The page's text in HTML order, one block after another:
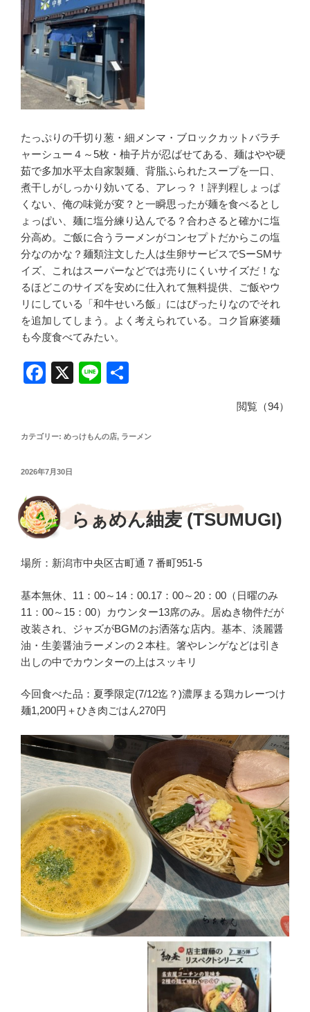
たっぷりの千切り葱・細メンマ・ブロックカットバラチ
ャーシュー４～5枚・柚子片が忍ばせてある、麺はやや硬
茹で多加水平太自家製麺、背脂ふられたスープを一口、
煮干しがしっかり効いてる、アレっ？！評判程しょっぱ
くない、俺の味覚が変？と一瞬思ったが麺を食べるとし
ょっぱい、麺に塩分練り込んでる？合わさると確かに塩
分高め。ご飯に合うラーメンがコンセプトだからこの塩
分なのかな？麺類注文した人は生卵サービスでSーSMサ
イズ、これはスーパーなどでは売りにくいサイズだ！な
るほどこのサイズを安めに仕入れて無料提供、ご飯やウ
リにしている「和牛せいろ飯」にはぴったりなのでそれ
を追加してしまう。よく考えられている。コク旨麻婆麺
も今度食べてみたい。
F
e
o
o
k
X
Li
閲覧（94）
カテゴリー: めっけもんの店, ラーメン
投
日:
2026年7月30日
らぁめん紬麦 (TSUMUGI)
場所：新潟市中央区古町通７番町951-5
基本無休、11：00～14：00.17：00～20：00（日曜のみ
11：00～15：00）カウンター13席のみ。居ぬき物件だが
改装され、ジャズがBGMのお洒落な店内。基本、淡麗醤
油・生姜醤油ラーメンの２本柱。箸やレンゲなどは引き
出しの中でカウンターの上はスッキリ
今回食べた品：夏季限定(7/12迄？)濃厚まる鶏カレーつけ
麺1,200円＋ひき肉ごはん270円